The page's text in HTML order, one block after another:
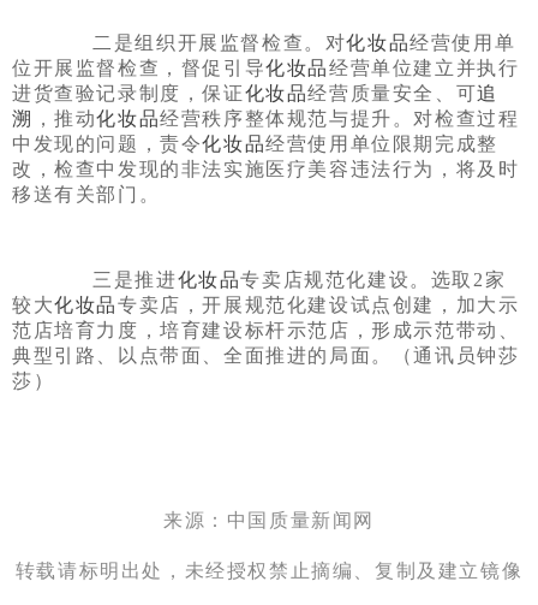
二是组织开展监督检查。对化妆品经营使用单
位开展监督检查，督促引导化妆品经营单位建立并执行
进货查验记录制度，保证化妆品经营质量安全、可追
溯
，推动化妆品经营秩序整体规范与提升。对检查过程
中发现的问题，责令化妆品经营使用单位限期完成整
改，检查中发现的非法实施医疗美容违法行为，将及时
移送有关部门。
三是推进化妆品专卖店规范化建设。选取2家
较大化妆品专卖店，开展规范化建设试点创建，加大示
范店培育力度，培育建设标杆示范店，形成示范带动、
典型引路、以点带面、全面推进的局面。（通讯员钟莎
莎）
来源：中国质量新闻网
转载请标明出处，未经授权禁止摘编、复制及建立镜像